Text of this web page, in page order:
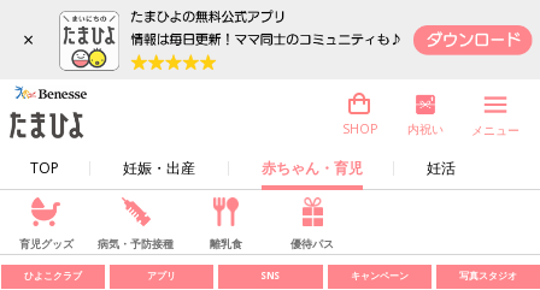
×
TOP 妊娠・出産 赤ちゃん・育児 妊活
SHOP 内祝い メニュー
育児グッズ 病気・予防接種 離乳食 優待パス
ひよこクラブ アプリ SNS キャンペーン 写真スタジオ